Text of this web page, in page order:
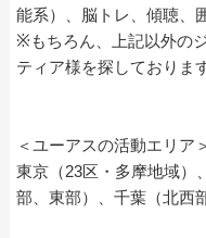
能系）、脳トレ、傾聴、
※もちろん、上記以外の
ティア様を探しております
＜ユーアスの活動エリア＞
東京（23区・多摩地域）
部、東部）、千葉（北西部